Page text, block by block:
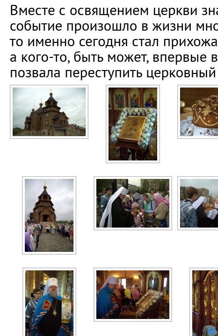
Вместе с освящением церкви
событие произошло в жизни
то именно сегодня стал
а кого-то, быть может, впервые
позвала переступить